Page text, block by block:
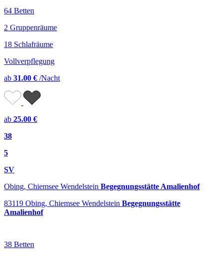
64 Betten
2 Gruppenräume
18 Schlafräume
Vollverpflegung
ab 31.00 € /Nacht
ab 25.00 €
38
5
SV
Obing, Chiemsee Wendelstein Begegnungsstätte Amalienhof
83119 Obing, Chiemsee Wendelstein Begegnungsstätte
Amalienhof
38 Betten